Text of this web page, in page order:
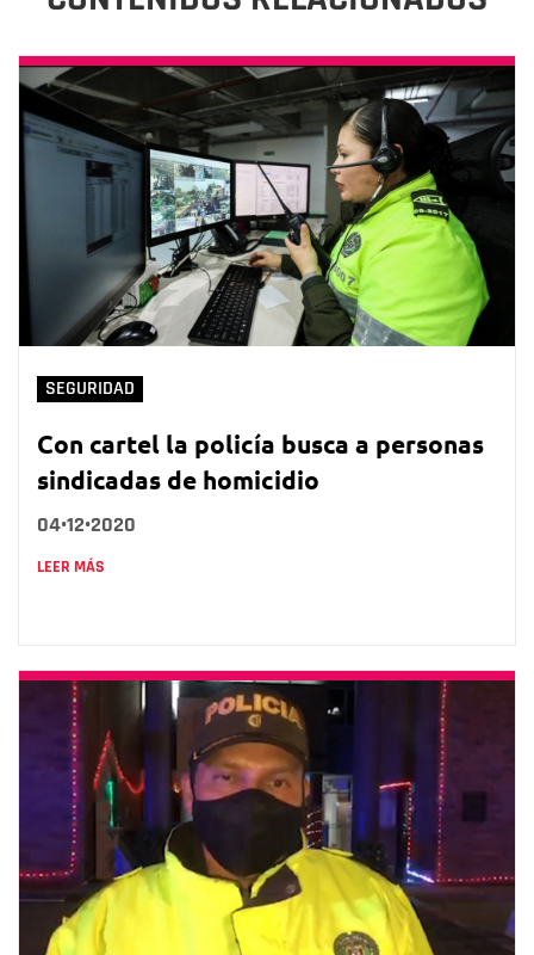
SEGURIDAD
Con cartel la policía busca a personas
sindicadas de homicidio
04•12•2020
LEER MÁS